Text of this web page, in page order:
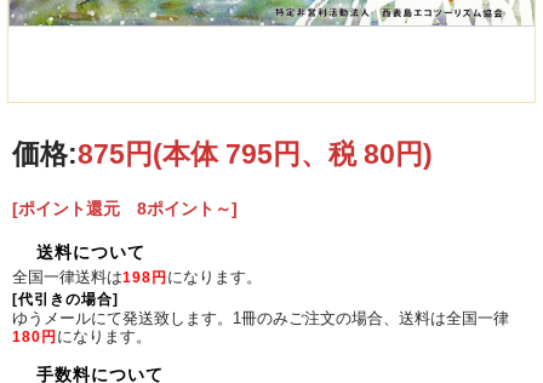
価格:875円(本体 795円、税 80円)
[ポイント還元 8ポイント～]
送料について
全国一律送料は198円 になります。
[代引きの場合]
ゆうメールにて発送致します。1冊のみご注文の場合、送料は全国一律
180円 になります。
手数料について